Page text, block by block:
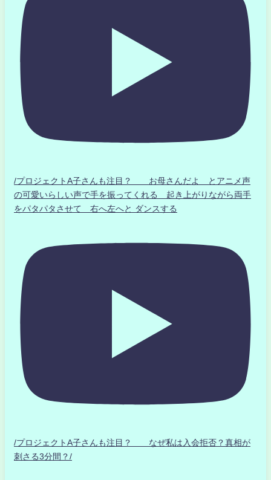
/プロジェクトA子さんも注目？ お母さんだよ とアニメ声
の可愛いらしい声で手を振ってくれる 起き上がりながら両手
をパタパタさせて 右へ左へと ダンスする
/プロジェクトA子さんも注目？ なぜ私は入会拒否？真相が
刺さる3分間？/